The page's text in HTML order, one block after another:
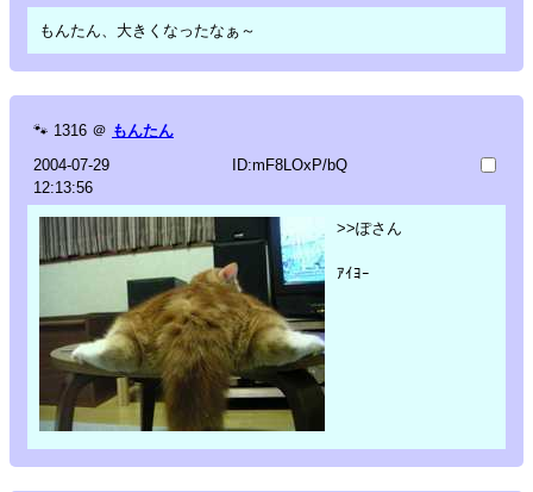
もんたん、大きくなったなぁ～
🐾 1316 ＠ もんたん
2004-07-29
12:13:56
ID:mF8LOxP/bQ
>>ぽさん
ｱｲﾖｰ